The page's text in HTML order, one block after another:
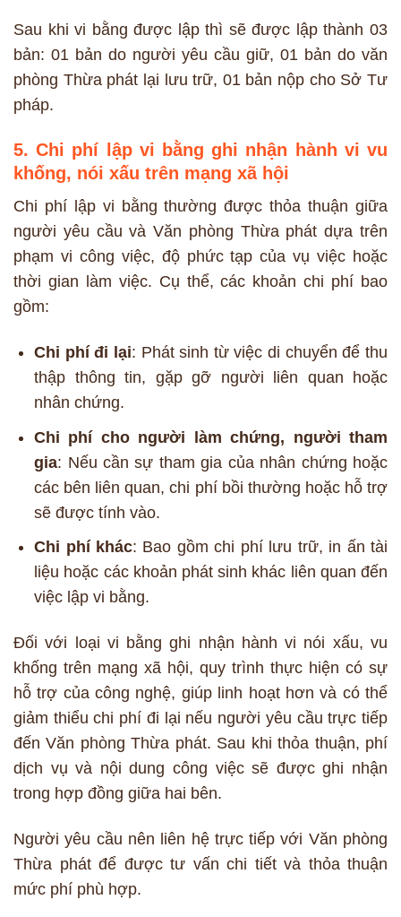
Sau khi vi bằng được lập thì sẽ được lập thành 03
bản: 01 bản do người yêu cầu giữ, 01 bản do văn
phòng Thừa phát lại lưu trữ, 01 bản nộp cho Sở Tư
pháp.
5.Chi phí lập vi bằng ghi nhận hành vi vu
khống, nói xấu trên mạng xã hội
Chi phí lập vi bằng thường được thỏa thuận giữa
người yêu cầu và Văn phòng Thừa phát dựa trên
phạm vi công việc, độ phức tạp của vụ việc hoặc
thời gian làm việc. Cụ thể, các khoản chi phí bao
gồm:
Chi phí đi lại: Phát sinh từ việc di chuyển để thu
thập thông tin, gặp gỡ người liên quan hoặc
nhân chứng.
Chi phí cho người làm chứng, người tham
gia: Nếu cần sự tham gia của nhân chứng hoặc
các bên liên quan, chi phí bồi thường hoặc hỗ trợ
sẽ được tính vào.
Chi phí khác: Bao gồm chi phí lưu trữ, in ấn tài
liệu hoặc các khoản phát sinh khác liên quan đến
việc lập vi bằng.
Đối với loại vi bằng ghi nhận hành vi nói xấu, vu
khống trên mạng xã hội, quy trình thực hiện có sự
hỗ trợ của công nghệ, giúp linh hoạt hơn và có thể
giảm thiểu chi phí đi lại nếu người yêu cầu trực tiếp
đến Văn phòng Thừa phát. Sau khi thỏa thuận, phí
dịch vụ và nội dung công việc sẽ được ghi nhận
trong hợp đồng giữa hai bên.
Người yêu cầu nên liên hệ trực tiếp với Văn phòng
Thừa phát để được tư vấn chi tiết và thỏa thuận
mức phí phù hợp.